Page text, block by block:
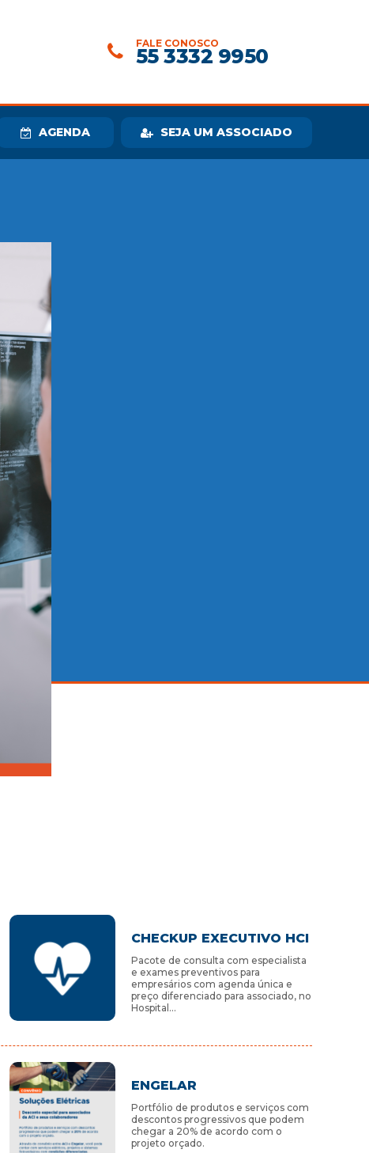
FALE CONOSCO
55 3332 9950
AGENDA SEJA UM ASSOCIADO
CHECKUP EXECUTIVO HCI
Pacote de consulta com especialista
e exames preventivos para
empresários com agenda única e
preço diferenciado para associado, no
Hospital…
ENGELAR
Portfólio de produtos e serviços com
descontos progressivos que podem
chegar a 20% de acordo com o
projeto orçado.